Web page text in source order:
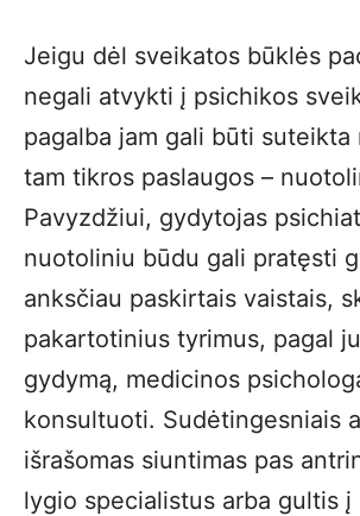
Jeigu dėl sveikatos būklės
negali atvykti į psichikos
pagalba jam gali būti suteikta
tam tikros paslaugos –
Pavyzdžiui, gydytojas
nuotoliniu būdu gali pratęsti
anksčiau paskirtais vaistais,
pakartotinius tyrimus, pagal
gydymą, medicinos
konsultuoti. Sudėtingesniais
išrašomas siuntimas pas
lygio specialistus arba gultis į